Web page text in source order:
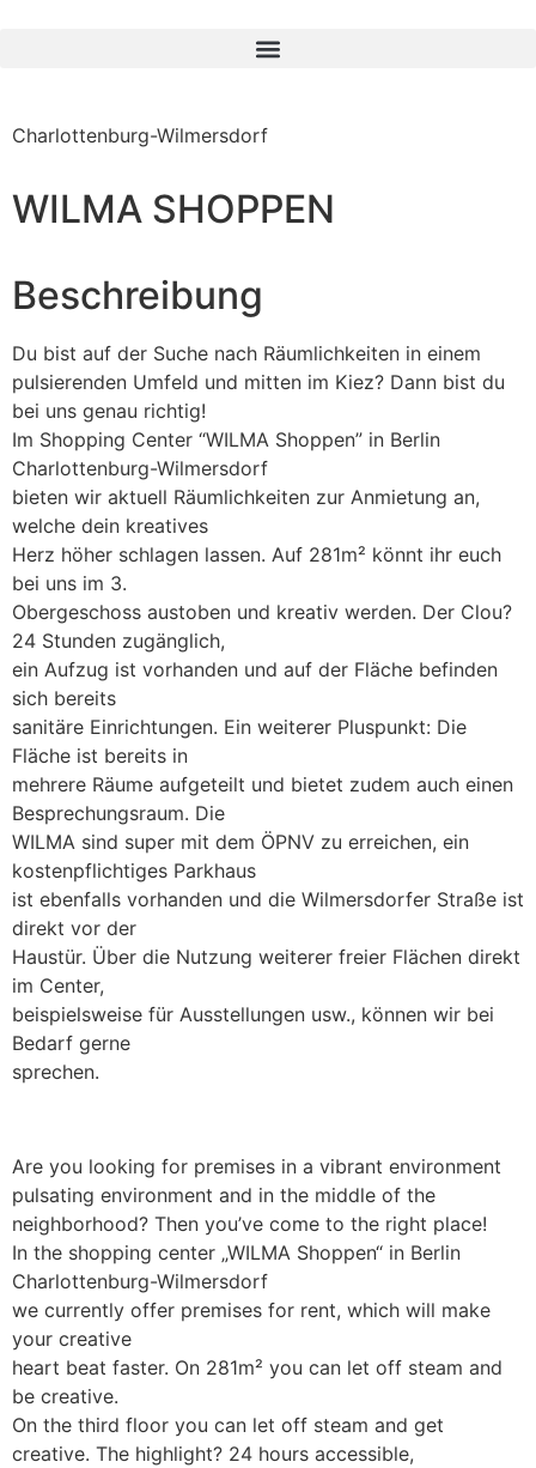
Charlottenburg-Wilmersdorf
WILMA SHOPPEN
Beschreibung
Du bist auf der Suche nach Räumlichkeiten in einem
pulsierenden Umfeld und mitten im Kiez? Dann bist du
bei uns genau richtig!
Im Shopping Center “WILMA Shoppen” in Berlin
Charlottenburg-Wilmersdorf
bieten wir aktuell Räumlichkeiten zur Anmietung an,
welche dein kreatives
Herz höher schlagen lassen. Auf 281m² könnt ihr euch
bei uns im 3.
Obergeschoss austoben und kreativ werden. Der Clou?
24 Stunden zugänglich,
ein Aufzug ist vorhanden und auf der Fläche befinden
sich bereits
sanitäre Einrichtungen. Ein weiterer Pluspunkt: Die
Fläche ist bereits in
mehrere Räume aufgeteilt und bietet zudem auch einen
Besprechungsraum. Die
WILMA sind super mit dem ÖPNV zu erreichen, ein
kostenpflichtiges Parkhaus
ist ebenfalls vorhanden und die Wilmersdorfer Straße ist
direkt vor der
Haustür. Über die Nutzung weiterer freier Flächen direkt
im Center,
beispielsweise für Ausstellungen usw., können wir bei
Bedarf gerne
sprechen.
Are you looking for premises in a vibrant environment
pulsating environment and in the middle of the
neighborhood? Then you’ve come to the right place!
In the shopping center „WILMA Shoppen“ in Berlin
Charlottenburg-Wilmersdorf
we currently offer premises for rent, which will make
your creative
heart beat faster. On 281m² you can let off steam and
be creative.
On the third floor you can let off steam and get
creative. The highlight? 24 hours accessible,